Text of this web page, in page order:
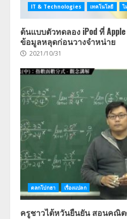
IT & Technologies เทคโนโลยี ไ
ต้นแบบตัวทดลอง iPod ที่
ข้อมูลหลุดก่อนวางจำหน่าย
2021/10/31
ตลกโปกฮา เรื่องแปลก
ครูชาวไต้หวันยืนยัน สอนคณิต